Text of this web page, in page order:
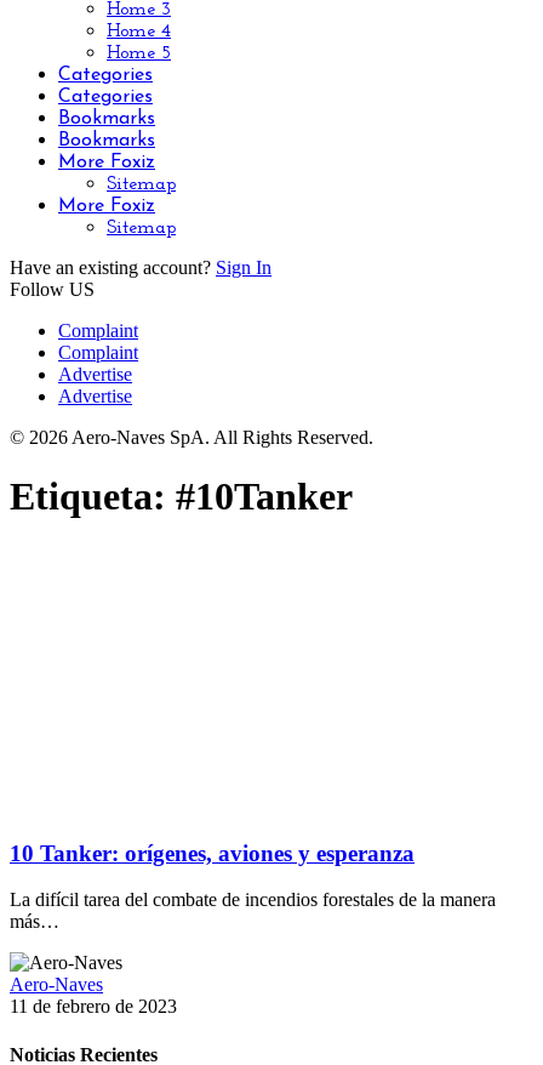
Home 3
Home 4
Home 5
Categories
Categories
Bookmarks
Bookmarks
More Foxiz
Sitemap
More Foxiz
Sitemap
Have an existing account? Sign In
Follow US
Complaint
Complaint
Advertise
Advertise
© 2026 Aero-Naves SpA. All Rights Reserved.
Etiqueta: #10Tanker
10 Tanker: orígenes, aviones y esperanza
La difícil tarea del combate de incendios forestales de la manera
más…
Aero-Naves
11 de febrero de 2023
Noticias Recientes